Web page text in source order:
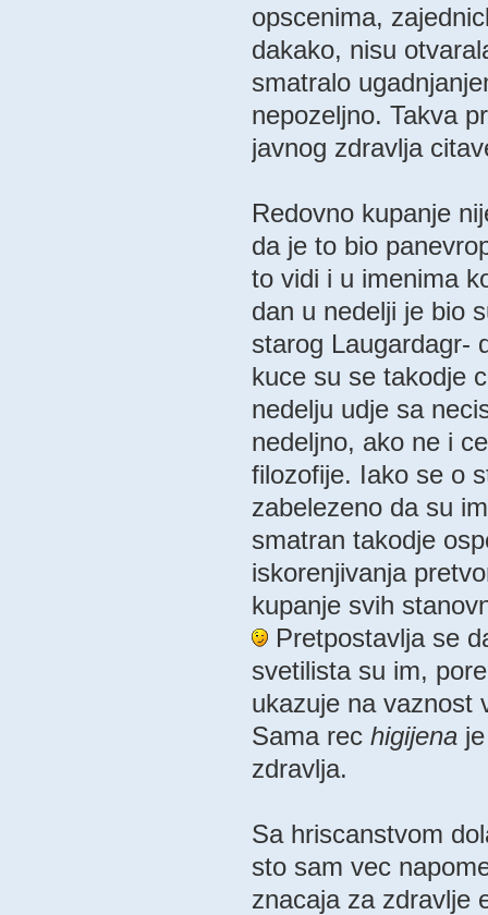
opscenima,
dakako, nisu
smatralo
nepozeljno. Takva
javnog zdravlja
Redovno kupanje
da je to bio
to vidi i u imenima
dan u nedelji je bio
starog Laugardagr-
kuce su se takodje
nedelju udje sa
nedeljno, ako ne i
filozofije. Iako se o
zabelezeno da su
smatran takodje
iskorenjivanja
kupanje svih
Pretpostavlja se
svetilista su im,
ukazuje na vaznost
Sama rec higijenaje
zdravlja.
Sa hriscanstvom
sto sam vec
znacaja za zdravlje